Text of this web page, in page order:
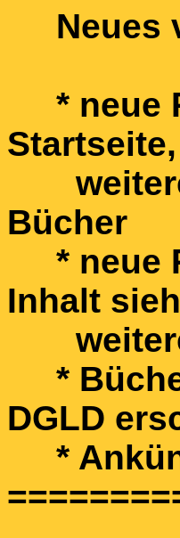
Neues
* neue
Startseite,
Bücher
* neue
Inhalt
*
DGLD
*